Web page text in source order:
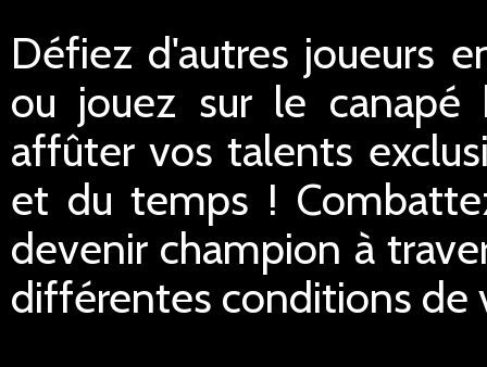
Défiez d'autres joueurs
ou jouez sur le canapé
affûter vos talents
et du temps !
devenir champion à
différentes conditions de